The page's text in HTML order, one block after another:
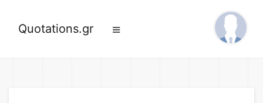
Quotations.gr